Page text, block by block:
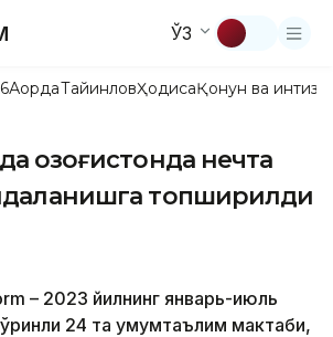
ЎЗ
АқордаТайинловҲодисаҚонун ва
Қозоғистонда нечта
топширилди
– 2023 йилнинг январь-июль
24 та умумтаълим мактаби,